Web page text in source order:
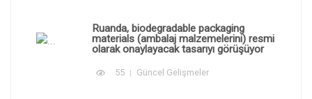
Ruanda, biodegradable packaging
materials (ambalaj malzemelerini) resmi
olarak onaylayacak tasarıyı görüşüyor
55 Güncel Gelişmeler